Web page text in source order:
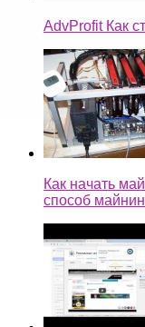
AdvProfit Как
Как начать
способ